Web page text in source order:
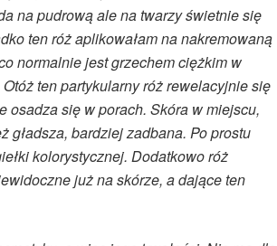
na pudrową ale na twarzy świetnie się
ten róż aplikowałam na nakremowaną
normalnie jest grzechem ciężkim w
ten partykularny róż rewelacyjnie się
osadza się w porach. Skóra w miejscu,
gładsza, bardziej zadbana. Po prostu
kolorystycznej. Dodatkowo róż
już na skórze, a dające ten